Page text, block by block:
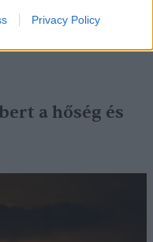
Privacy Policy
egy
a hőség és